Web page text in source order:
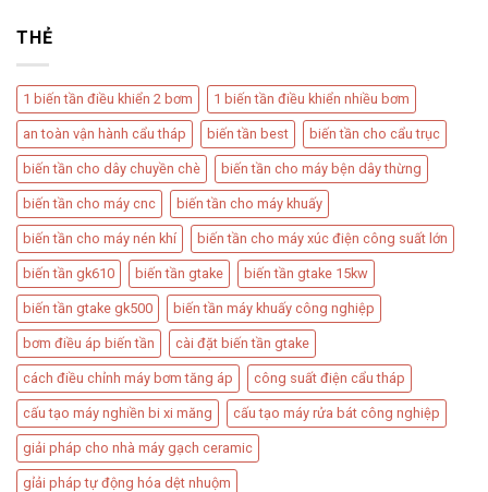
THẺ
1 biến tần điều khiển 2 bơm 1 biến tần điều khiển nhiều bơm
an toàn vận hành cẩu tháp biến tần best biến tần cho cẩu trục
biến tần cho dây chuyền chè biến tần cho máy bện dây thừng
biến tần cho máy cnc biến tần cho máy khuấy
biến tần cho máy nén khí biến tần cho máy xúc điện công suất lớn
biến tần gk610 biến tần gtake biến tần gtake 15kw
biến tần gtake gk500 biến tần máy khuấy công nghiệp
bơm điều áp biến tần​ cài đặt biến tần gtake
cách điều chỉnh máy bơm tăng áp​ công suất điện cẩu tháp​
cấu tạo máy nghiền bi xi măng cấu tạo máy rửa bát công nghiệp
giải pháp cho nhà máy gạch ceramic
gỉải pháp tự động hóa dệt nhuộm